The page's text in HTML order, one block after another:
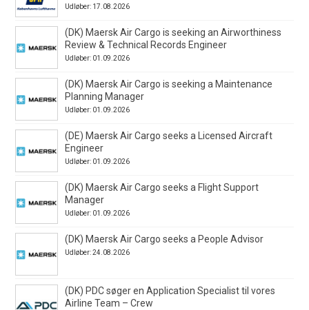
Udløber: 17.08.2026
(DK) Maersk Air Cargo is seeking an Airworthiness
Review & Technical Records Engineer
Udløber: 01.09.2026
(DK) Maersk Air Cargo is seeking a Maintenance
Planning Manager
Udløber: 01.09.2026
(DE) Maersk Air Cargo seeks a Licensed Aircraft
Engineer
Udløber: 01.09.2026
(DK) Maersk Air Cargo seeks a Flight Support
Manager
Udløber: 01.09.2026
(DK) Maersk Air Cargo seeks a People Advisor
Udløber: 24.08.2026
(DK) PDC søger en Application Specialist til vores
Airline Team – Crew